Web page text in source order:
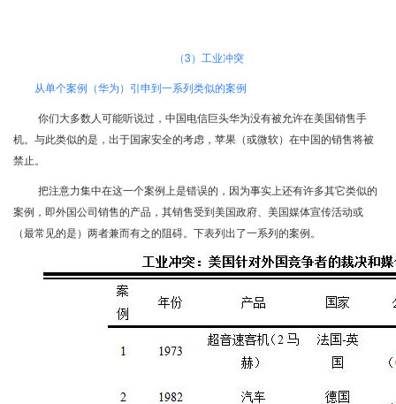
（3）工业冲突
从单个案例（华为）引申到一系列类似的案例
你们大多数人可能听说过，中国电信巨头华为没有被允许在美国销售手
机。与此类似的是，出于国家安全的考虑，苹果（或微软）在中国的销售将被
禁止。
把注意力集中在这一个案例上是错误的，因为事实上还有许多其它类似的
案例，即外国公司销售的产品，其销售受到美国政府、美国媒体宣传活动或
（最常见的是）两者兼而有之的阻碍。下表列出了一系列的案例。